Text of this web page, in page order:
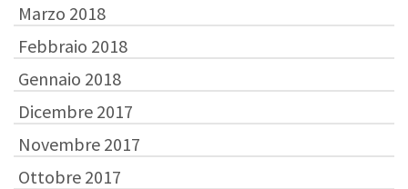
Marzo 2018
Febbraio 2018
Gennaio 2018
Dicembre 2017
Novembre 2017
Ottobre 2017